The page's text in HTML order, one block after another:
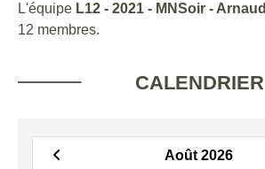
L'équipe L12 - 2021 - MNSoir - Arnaud
12 membres.
CALENDRIER
Août 2026